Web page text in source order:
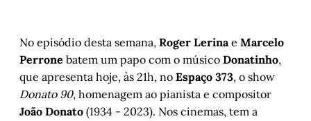
No episódio desta semana, Roger Lerinae Marcelo
Perrone batem um papo com o músico Donatinho,
que apresenta hoje, às 21h, no Espaço 373, o show
Donato 90, homenagem ao pianista e compositor
João Donato (1934 - 2023). Nos cinemas, tem a